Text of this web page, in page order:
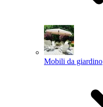
Mobili da giardino